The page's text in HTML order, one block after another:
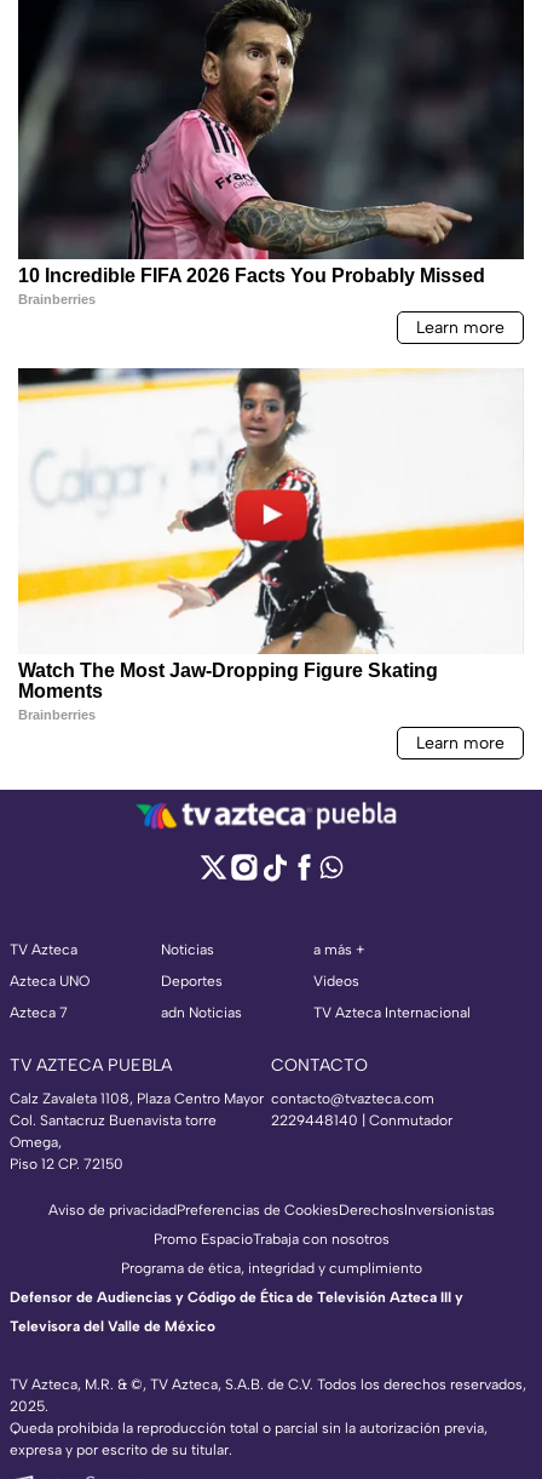
TV Azteca
Azteca UNO
Azteca 7
Noticias
Deportes
adn Noticias
a más +
Videos
TV Azteca Internacional
TV AZTECA PUEBLA
Calz Zavaleta 1108, Plaza Centro Mayor
Col. Santacruz Buenavista torre
Omega,
Piso 12 CP. 72150
CONTACTO
contacto@tvazteca.com
2229448140 | Conmutador
TV Azteca, M.R. & ©, TV Azteca, S.A.B. de C.V. Todos los derechos reservados,
2025.
Queda prohibida la reproducción total o parcial sin la autorización previa,
expresa y por escrito de su titular.
Aviso de privacidadPreferencias de CookiesDerechosInversionistas
Promo EspacioTrabaja con nosotros
Programa de ética, integridad y cumplimiento
Defensor de Audiencias y Código de Ética de Televisión Azteca III y
Televisora del Valle de México